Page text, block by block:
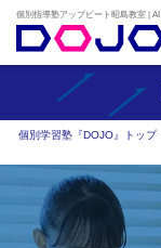
個別学習塾『DOJO』トップ